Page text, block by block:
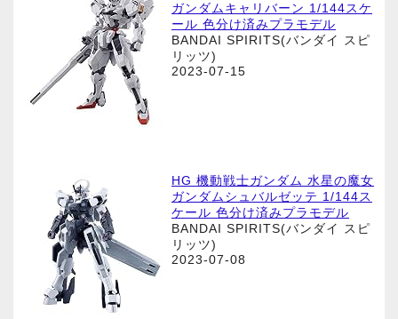
ガンダムキャリバーン 1/144スケ
ール 色分け済みプラモデル
BANDAI SPIRITS(バンダイ スピ
リッツ)
2023-07-15
HG 機動戦士ガンダム 水星の魔女
ガンダムシュバルゼッテ 1/144ス
ケール 色分け済みプラモデル
BANDAI SPIRITS(バンダイ スピ
リッツ)
2023-07-08